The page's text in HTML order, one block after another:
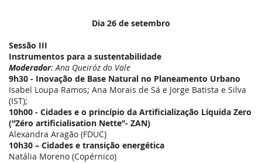
Dia 26 de setembro
Sessão III
Instrumentos para a sustentabilidade
Moderador: Ana Queiróz do Vale
9h30 - Inovação de Base Natural no Planeamento Urbano
Isabel Loupa Ramos; Ana Morais de Sá e Jorge Batista e Silva
(IST);
10h00 - Cidades e o princípio da Artificialização Líquida Zero
(“Zéro artificialisation Nette”- ZAN)
Alexandra Aragão (FDUC)
10h30 – Cidades e transição energética
Natália Moreno (Copérnico)